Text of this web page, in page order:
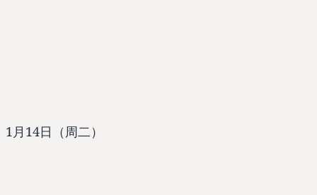
月14日（周二）